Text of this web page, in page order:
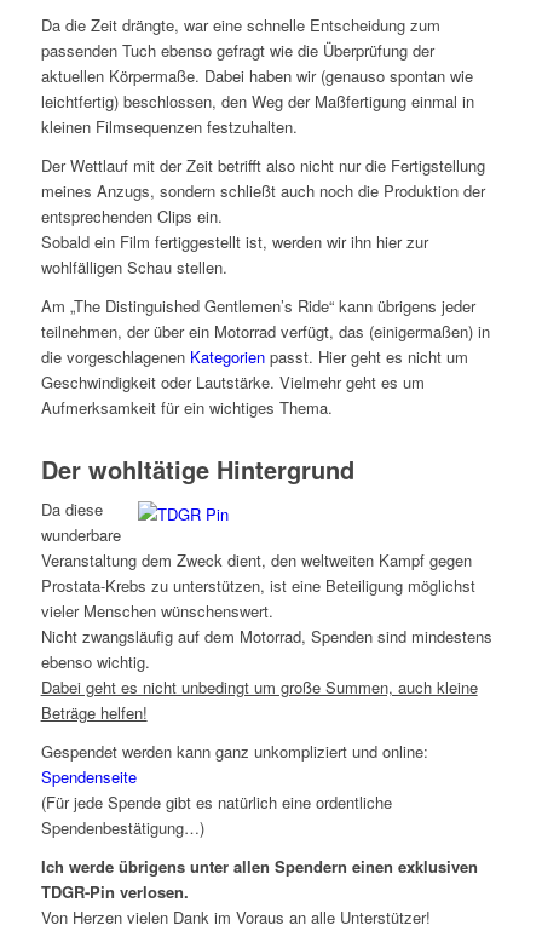
Da die Zeit drängte, war eine schnelle Entscheidung zum
passenden Tuch ebenso gefragt wie die Überprüfung der
aktuellen Körpermaße. Dabei haben wir (genauso spontan wie
leichtfertig) beschlossen, den Weg der Maßfertigung einmal in
kleinen Filmsequenzen festzuhalten.
Der Wettlauf mit der Zeit betrifft also nicht nur die Fertigstellung
meines Anzugs, sondern schließt auch noch die Produktion der
entsprechenden Clips ein.
Sobald ein Film fertiggestellt ist, werden wir ihn hier zur
wohlfälligen Schau stellen.
Am „The Distinguished Gentlemen’s Ride“ kann übrigens jeder
teilnehmen, der über ein Motorrad verfügt, das (einigermaßen) in
die vorgeschlagenen Kategorienpasst. Hier geht es nicht um
Geschwindigkeit oder Lautstärke. Vielmehr geht es um
Aufmerksamkeit für ein wichtiges Thema.
Der wohltätige Hintergrund
Da diese
wunderbare
Veranstaltung dem Zweck dient, den weltweiten Kampf gegen
Prostata-Krebs zu unterstützen, ist eine Beteiligung möglichst
vieler Menschen wünschenswert.
Nicht zwangsläufig auf dem Motorrad, Spenden sind mindestens
ebenso wichtig.
Dabei geht es nicht unbedingt um große Summen, auch kleine
Beträge helfen!
Gespendet werden kann ganz unkompliziert und online:
Spendenseite
(Für jede Spende gibt es natürlich eine ordentliche
Spendenbestätigung…)
Ich werde übrigens unter allen Spendern einen exklusiven
TDGR-Pin verlosen.
Von Herzen vielen Dank im Voraus an alle Unterstützer!